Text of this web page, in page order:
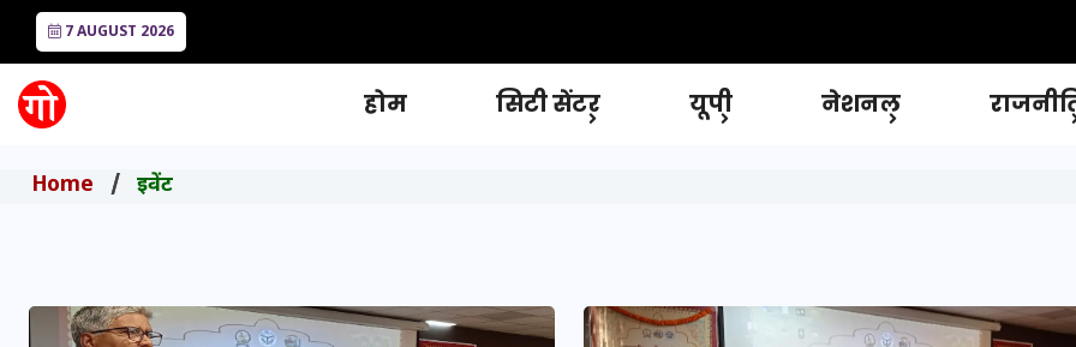
7 AUGUST 2026
होम सिटी सेंटर यूपी नेशनल
Home इवेंट